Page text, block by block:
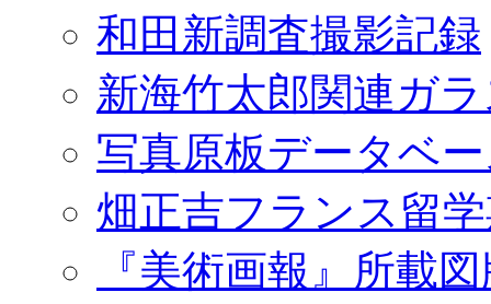
和田新調査撮影記録
新海竹太郎関連ガ
写真原板データベ
畑正吉フランス留
『美術画報』所載